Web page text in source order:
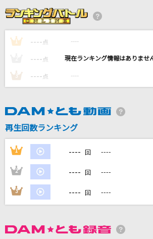
[生音]ジュリア
河村隆一
長山洋子
Hump Back
もっと見る
カラオケ最新情報をチェック！
DAMに会員登録・ログインして
1 ---- 点 ----
---- 点 ----
3 ---- 点 ----
再生回数ランキング
1 ---- 回 ----
2 ---- 回 ----
3 ---- 回 ----